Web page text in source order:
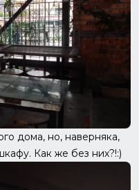
дома, но, наверняка,
Как же без них?!:)